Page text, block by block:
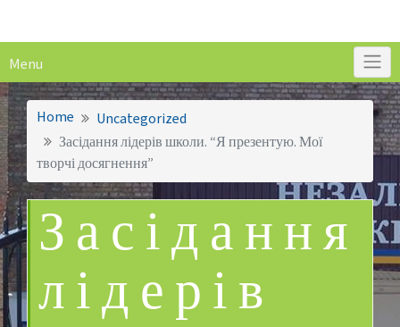
Menu
Home
Uncategorized
Засідання лідерів школи. “Я презентую. Мої
творчі досягнення”
Засідання
лідерів